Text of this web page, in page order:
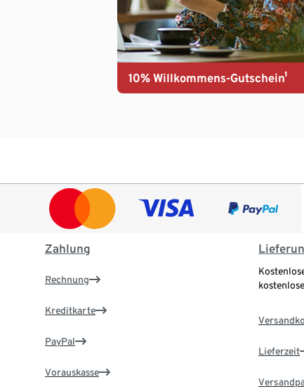
10% Willkommens-Gutschein¹
Zahlung
Rechnung
Kreditkarte
PayPal
Vorauskasse
Lieferzeit